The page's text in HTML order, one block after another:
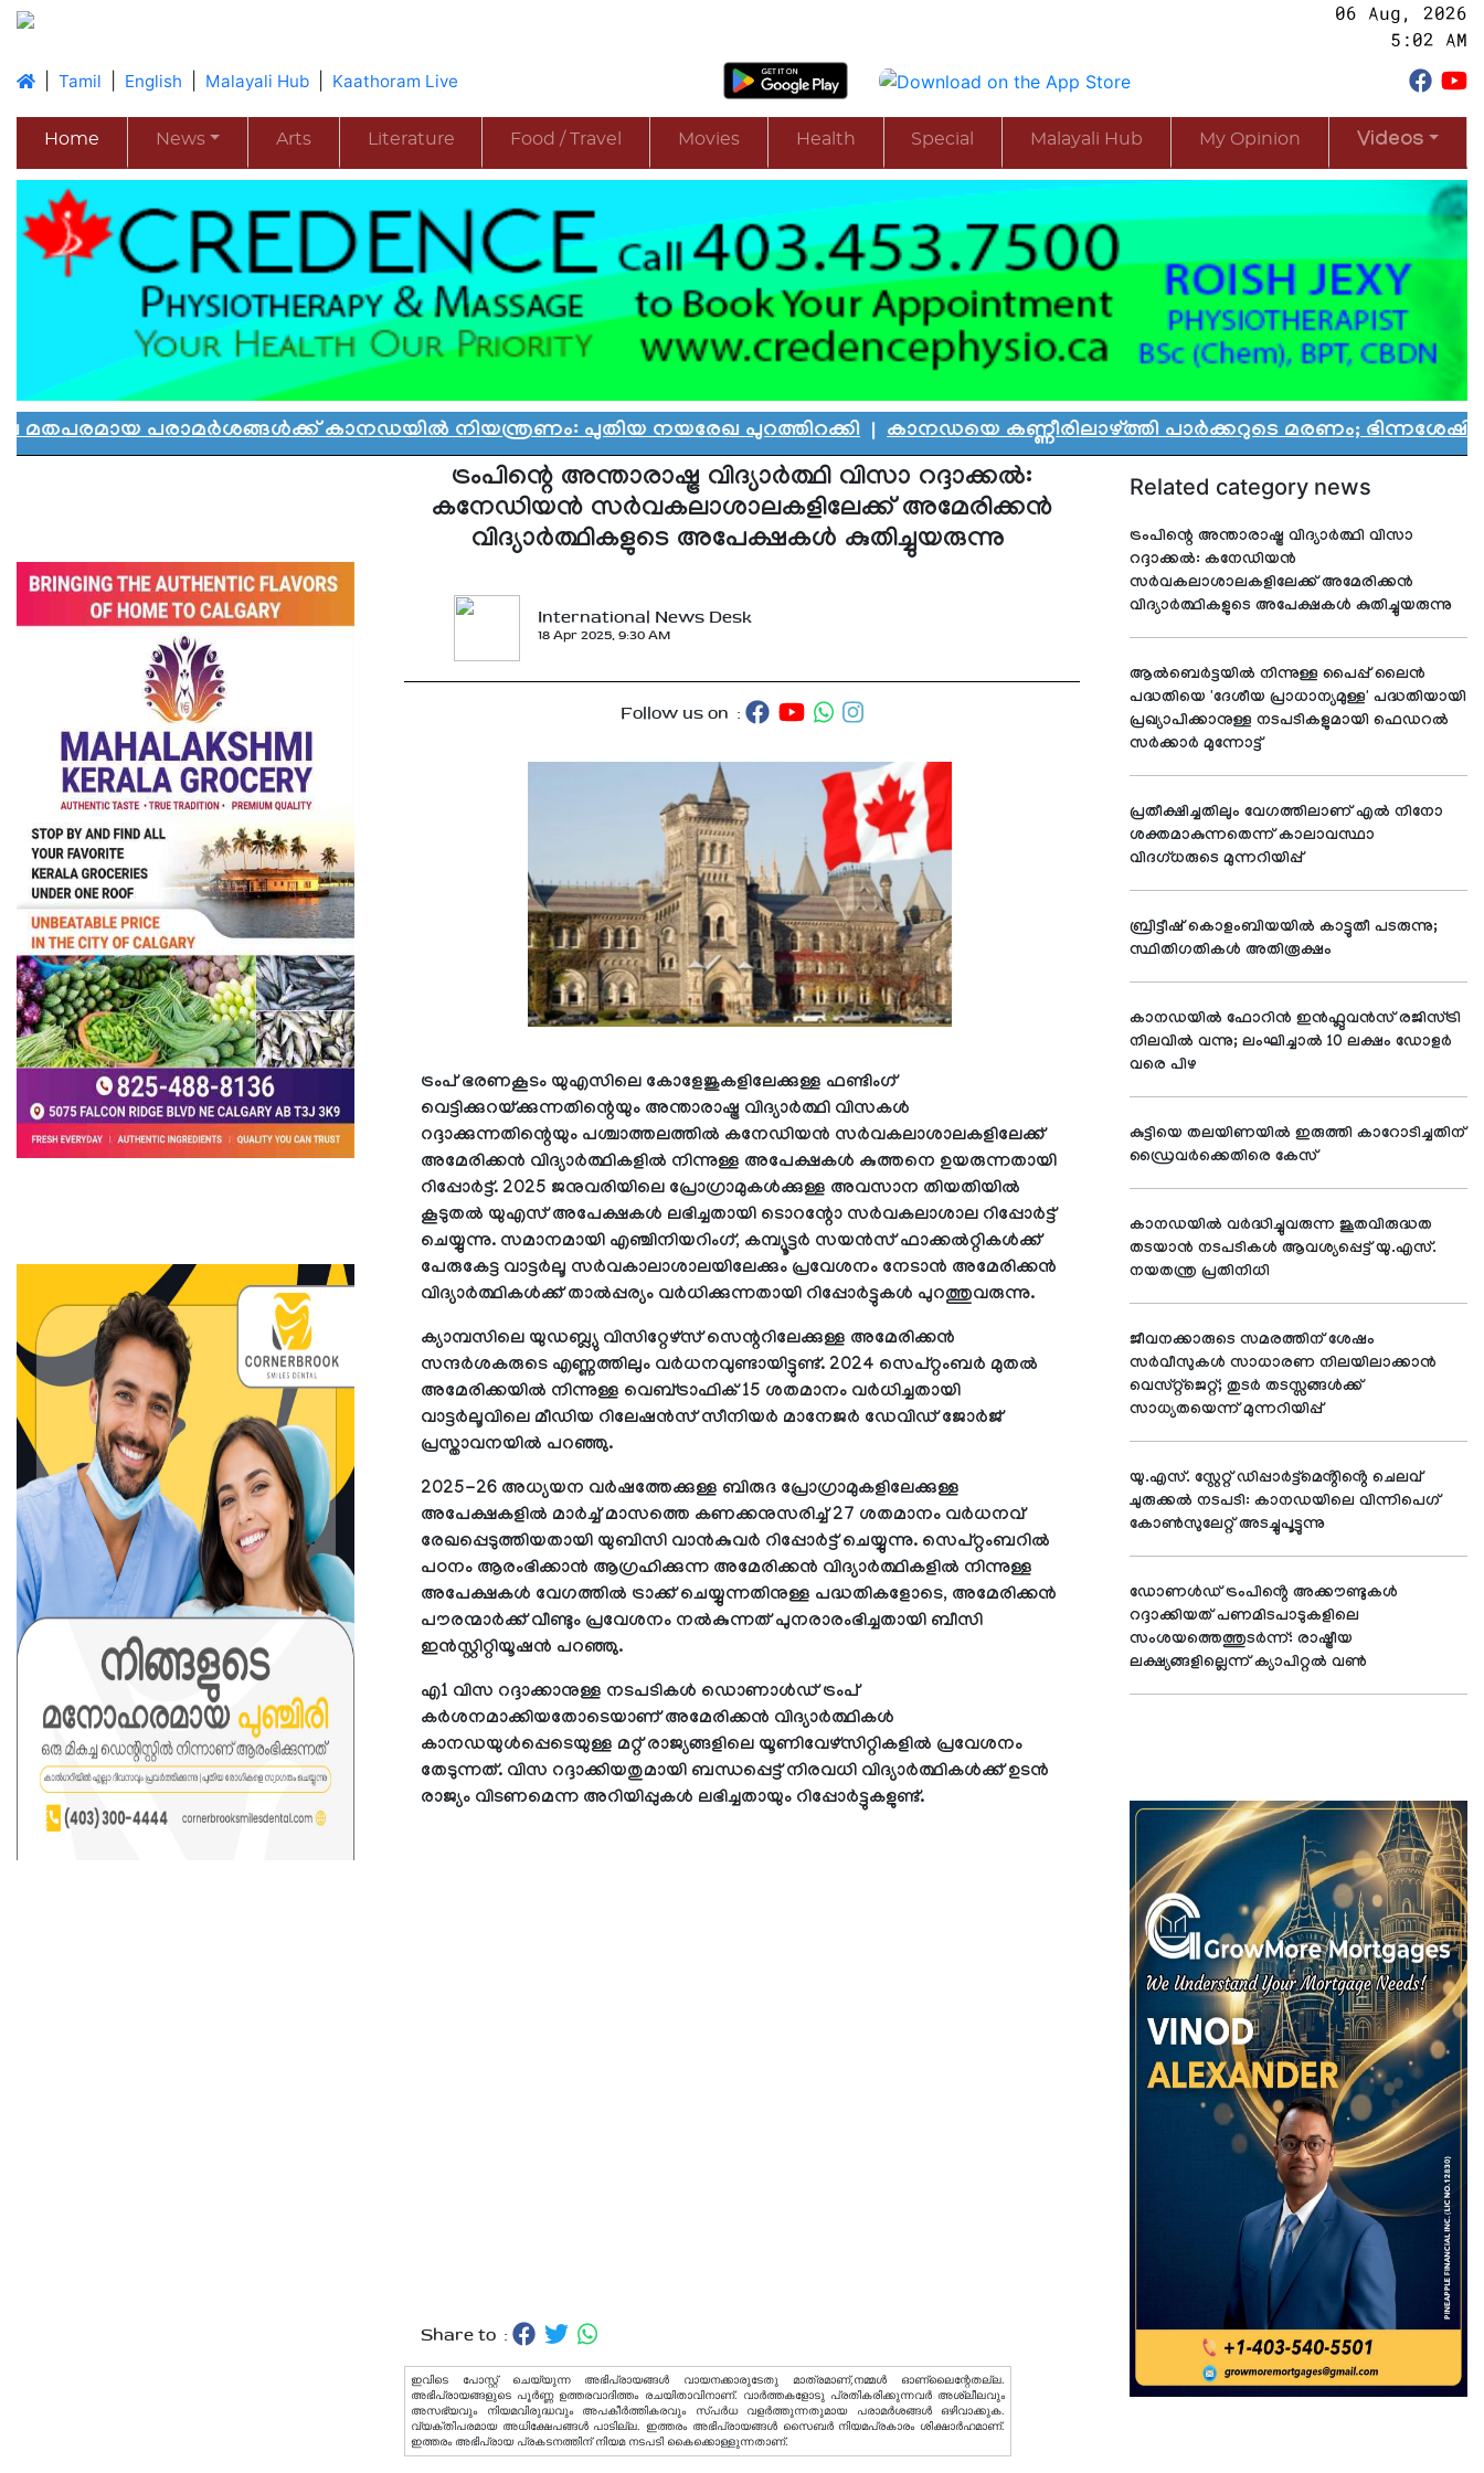
06 Aug, 2026
5:02 AM
|Tamil English Malayali Hub Kaathoram Live
Home News Arts Literature Food / Travel Movies Health Special Malayali Hub My Opinion Videos
പരാമർശങ്ങൾക്ക് കാനഡയിൽ നിയന്ത്രണം: പുതിയ നയരേഖ പുറത്തിറക്കി|കാനഡയെ കണ്ണീരിലാഴ്ത്തി പാർക്കറുടെ മരണം; ഭിന്നശേഷി
ട്രംപിന്റെ അന്താരാഷ്ട്ര വിദ്യാര്‍ത്ഥി വിസാ റദ്ദാക്കല്‍:
കനേഡിയന്‍ സര്‍വകലാശാലകളിലേക്ക് അമേരിക്കന്‍
വിദ്യാര്‍ത്ഥികളുടെ അപേക്ഷകള്‍ കുതിച്ചുയരുന്നു
International News Desk
18 Apr 2025, 9:30 AM
Follow us on :
ട്രംപ് ഭരണകൂടം യുഎസിലെ കോളേജുകളിലേക്കുള്ള ഫണ്ടിംഗ്
വെട്ടിക്കുറയ്ക്കുന്നതിന്റെയും അന്താരാഷ്ട്ര വിദ്യാര്‍ത്ഥി വിസകള്‍
റദ്ദാക്കുന്നതിന്റെയും പശ്ചാത്തലത്തില്‍ കനേഡിയന്‍ സര്‍വകലാശാലകളിലേക്ക്
അമേരിക്കന്‍ വിദ്യാര്‍ത്ഥികളില്‍ നിന്നുള്ള അപേക്ഷകള്‍ കുത്തനെ ഉയരുന്നതായി
റിപ്പോര്‍ട്ട്. 2025 ജനുവരിയിലെ പ്രോഗ്രാമുകള്‍ക്കുള്ള അവസാന തിയതിയില്‍
കൂടുതല്‍ യുഎസ് അപേക്ഷകള്‍ ലഭിച്ചതായി ടൊറന്റോ സര്‍വകലാശാല റിപ്പോര്‍ട്ട്
ചെയ്യുന്നു. സമാനമായി എഞ്ചിനിയറിംഗ്, കമ്പ്യൂട്ടര്‍ സയന്‍സ് ഫാക്കല്‍റ്റികള്‍ക്ക്
പേരുകേട്ട വാട്ടര്‍ലൂ സര്‍വകാലാശാലയിലേക്കും പ്രവേശനം നേടാന്‍ അമേരിക്കന്‍
വിദ്യാര്‍ത്ഥികള്‍ക്ക് താല്‍പ്പര്യം വര്‍ധിക്കുന്നതായി റിപ്പോര്‍ട്ടുകള്‍ പുറത്തുവരുന്നു.
ക്യാമ്പസിലെ യുഡബ്ല്യു വിസിറ്റേഴ്‌സ് സെന്ററിലേക്കുള്ള അമേരിക്കന്‍
സന്ദര്‍ശകരുടെ എണ്ണത്തിലും വര്‍ധനവുണ്ടായിട്ടുണ്ട്. 2024 സെപ്റ്റംബര്‍ മുതല്‍
അമേരിക്കയില്‍ നിന്നുള്ള വെബ്ട്രാഫിക് 15 ശതമാനം വര്‍ധിച്ചതായി
വാട്ടര്‍ലൂവിലെ മീഡിയ റിലേഷന്‍സ് സീനിയര്‍ മാനേജര്‍ ഡേവിഡ് ജോര്‍ജ്
പ്രസ്താവനയില്‍ പറഞ്ഞു.
2025-26 അധ്യയന വര്‍ഷത്തേക്കുള്ള ബിരുദ പ്രോഗ്രാമുകളിലേക്കുള്ള
അപേക്ഷകളില്‍ മാര്‍ച്ച് മാസത്തെ കണക്കനുസരിച്ച് 27 ശതമാനം വര്‍ധനവ്
രേഖപ്പെടുത്തിയതായി യുബിസി വാന്‍കുവര്‍ റിപ്പോര്‍ട്ട് ചെയ്യുന്നു. സെപ്റ്റംബറില്‍
പഠനം ആരംഭിക്കാന്‍ ആഗ്രഹിക്കുന്ന അമേരിക്കന്‍ വിദ്യാര്‍ത്ഥികളില്‍ നിന്നുള്ള
അപേക്ഷകള്‍ വേഗത്തില്‍ ട്രാക്ക് ചെയ്യുന്നതിനുള്ള പദ്ധതികളോടെ, അമേരിക്കന്‍
പൗരന്മാര്‍ക്ക് വീണ്ടും പ്രവേശനം നല്‍കുന്നത് പുനരാരംഭിച്ചതായി ബീസി
ഇന്‍സ്റ്റിറ്റിയൂഷന്‍ പറഞ്ഞു.
എ1 വിസ റദ്ദാക്കാനുള്ള നടപടികള്‍ ഡൊണാള്‍ഡ് ട്രംപ്
കര്‍ശനമാക്കിയതോടെയാണ് അമേരിക്കന്‍ വിദ്യാര്‍ത്ഥികള്‍
കാനഡയുള്‍പ്പെടെയുള്ള മറ്റ് രാജ്യങ്ങളിലെ യൂണിവേഴ്‌സിറ്റികളില്‍ പ്രവേശനം
തേടുന്നത്. വിസ റദ്ദാക്കിയതുമായി ബന്ധപ്പെട്ട് നിരവധി വിദ്യാര്‍ത്ഥികള്‍ക്ക് ഉടന്‍
രാജ്യം വിടണമെന്ന അറിയിപ്പുകള്‍ ലഭിച്ചതായും റിപ്പോര്‍ട്ടുകളുണ്ട്.
Share to :
ഇവിടെ പോസ്റ്റ് ചെയ്യുന്ന അഭിപ്രായങ്ങള്‍ വായനക്കാരുടേതു മാത്രമാണ്,നമ്മൾ ഓണ്ലൈന്റേതല്ല.
അഭിപ്രായങ്ങളുടെ പൂർണ്ണ ഉത്തരവാദിത്തം രചയിതാവിനാണ്. വാര്‍ത്തകളോടു പ്രതികരിക്കുന്നവര്‍ അശ്ലീലവും
അസഭ്യവും നിയമവിരുദ്ധവും അപകീര്‍ത്തികരവും സ്പര്‍ധ വളര്‍ത്തുന്നതുമായ പരാമര്‍ശങ്ങള്‍ ഒഴിവാക്കുക.
വ്യക്തിപരമായ അധിക്ഷേപങ്ങള്‍ പാടില്ല. ഇത്തരം അഭിപ്രായങ്ങള്‍ സൈബര്‍ നിയമപ്രകാരം ശിക്ഷാര്‍ഹമാണ്.
ഇത്തരം അഭിപ്രായ പ്രകടനത്തിന് നിയമ നടപടി കൈക്കൊള്ളുന്നതാണ്.
Related category news
ട്രംപിന്റെ അന്താരാഷ്ട്ര വിദ്യാര്‍ത്ഥി വിസാ
റദ്ദാക്കല്‍: കനേഡിയന്‍
സര്‍വകലാശാലകളിലേക്ക് അമേരിക്കന്‍
വിദ്യാര്‍ത്ഥികളുടെ അപേക്ഷകള്‍ കുതിച്ചുയരുന്നു
ആൽബെർട്ടയിൽ നിന്നുള്ള പൈപ്പ് ലൈൻ
പദ്ധതിയെ 'ദേശീയ പ്രാധാന്യമുള്ള' പദ്ധതിയായി
പ്രഖ്യാപിക്കാനുള്ള നടപടികളുമായി ഫെഡറൽ
സർക്കാർ മുന്നോട്ട്
പ്രതീക്ഷിച്ചതിലും വേഗത്തിലാണ് എൽ നിനോ
ശക്തമാകുന്നതെന്ന് കാലാവസ്ഥാ
വിദഗ്ധരുടെ മുന്നറിയിപ്പ്
ബ്രിട്ടീഷ് കൊളംബിയയിൽ കാട്ടുതീ പടരുന്നു;
സ്ഥിതിഗതികൾ അതിരൂക്ഷം
കാനഡയിൽ ഫോറിൻ ഇൻഫ്ലുവൻസ് രജിസ്ട്രി
നിലവിൽ വന്നു; ലംഘിച്ചാൽ 10 ലക്ഷം ഡോളർ
വരെ പിഴ
കുട്ടിയെ തലയിണയിൽ ഇരുത്തി കാറോടിച്ചതിന്
ഡ്രൈവർക്കെതിരെ കേസ്
കാനഡയിൽ വർദ്ധിച്ചുവരുന്ന ജൂതവിരുദ്ധത
തടയാൻ നടപടികൾ ആവശ്യപ്പെട്ട് യു.എസ്.
നയതന്ത്ര പ്രതിനിധി
ജീവനക്കാരുടെ സമരത്തിന് ശേഷം
സർവീസുകൾ സാധാരണ നിലയിലാക്കാൻ
വെസ്റ്റ്‌ജെറ്റ്; തുടർ തടസ്സങ്ങൾക്ക്
സാധ്യതയെന്ന് മുന്നറിയിപ്പ്
യു.എസ്. സ്റ്റേറ്റ് ഡിപ്പാർട്ട്മെൻ്റിൻ്റെ ചെലവ്
ചുരുക്കൽ നടപടി: കാനഡയിലെ വിന്നിപെഗ്
കോൺസുലേറ്റ് അടച്ചുപൂട്ടുന്നു
ഡോണൾഡ് ട്രംപിൻ്റെ അക്കൗണ്ടുകൾ
റദ്ദാക്കിയത് പണമിടപാടുകളിലെ
സംശയത്തെത്തുടർന്ന്: രാഷ്ട്രീയ
ലക്ഷ്യങ്ങളില്ലെന്ന് ക്യാപിറ്റൽ വൺ